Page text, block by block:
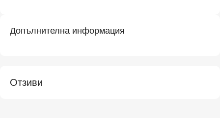
Допълнителна информация
Отзиви